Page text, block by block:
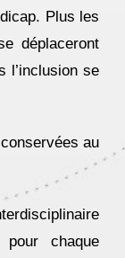
Plus les
déplaceront
l’inclusion se
au
chaque